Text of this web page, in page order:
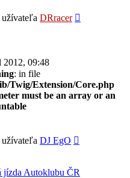
užívateľa DRracer
2012, 09:48
: in file
Twig/Extension/Core.php
must be an array or an
užívateľa DJ EgO
jízda Autoklubu ČR